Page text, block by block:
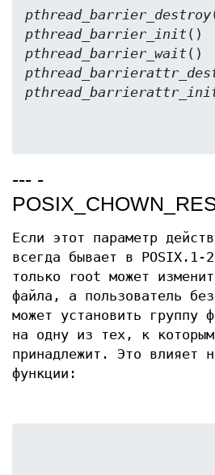
pthread_barrier_destroy
pthread_barrier_init
pthread_barrier_wait
--- -
Если этот параметр
всегда бывает в POSIX.1-
только root может
файла, а пользователь
может установить группу
на одну из тех, к
принадлежит. Это влияет
функции: